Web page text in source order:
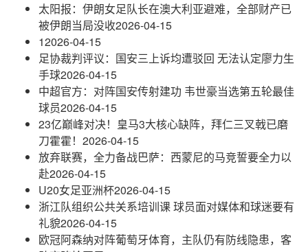
太阳报：伊朗女足队长在澳大利亚避难，全部财产已
被伊朗当局没收2026-04-15
12026-04-15
足协裁判评议：国安三上诉均遭驳回 无法认定廖力生
手球2026-04-15
中超官方：对阵国安传射建功 韦世豪当选第五轮最佳
球员2026-04-15
23亿巅峰对决！皇马3大核心缺阵，拜仁三叉戟已磨
刀霍霍！ 2026-04-15
放弃联赛，全力备战巴萨：西蒙尼的马竞誓要全力以
赴2026-04-15
U20女足亚洲杯2026-04-15
浙江队组织公共关系培训课 球员面对媒体和球迷要有
礼貌2026-04-15
欧冠阿森纳对阵葡萄牙体育，主队仍有防线隐患，客